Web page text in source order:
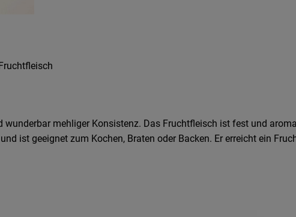
mehliger Konsistenz. Das Fruchtfleisch ist fest und
ist geeignet zum Kochen, Braten oder Backen. Er erreicht ein